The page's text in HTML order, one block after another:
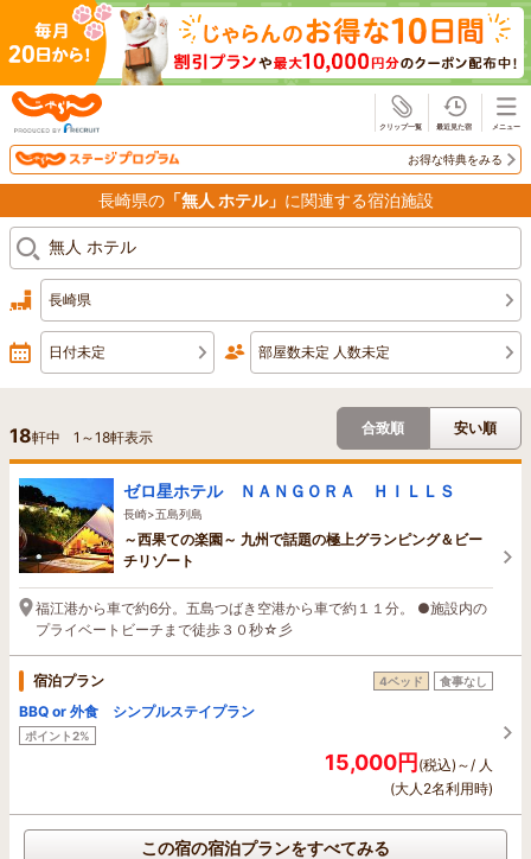
お得な特典をみる
長崎県の「無人 ホテル」 に関連する宿泊施設
長崎県
日付未定 部屋数未定 人数未定
18軒中 1 ～18軒表示
合致順 安い順
ゼロ星ホテル ＮＡＮＧＯＲＡ ＨＩＬＬＳ
長崎>五島列島
～西果ての楽園～ 九州で話題の極上グランピング＆ビー
チリゾート
福江港から車で約6分。五島つばき空港から車で約１１分。 ●施設内の
プライベートビーチまで徒歩３０秒☆彡
宿泊プラン 4ベッド 食事なし
BBQ or 外食 シンプルステイプラン
ポイント2%
15,000円(税込)～/ 人
(大人2名利用時)
この宿の宿泊プランをすべてみる